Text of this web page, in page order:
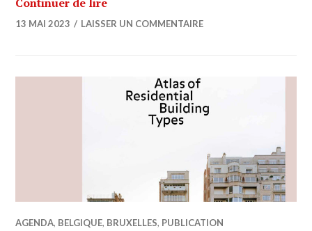
13 MAI 2023 LAISSER UN COMMENTAIRE
AGENDA, BELGIQUE, BRUXELLES, PUBLICATION